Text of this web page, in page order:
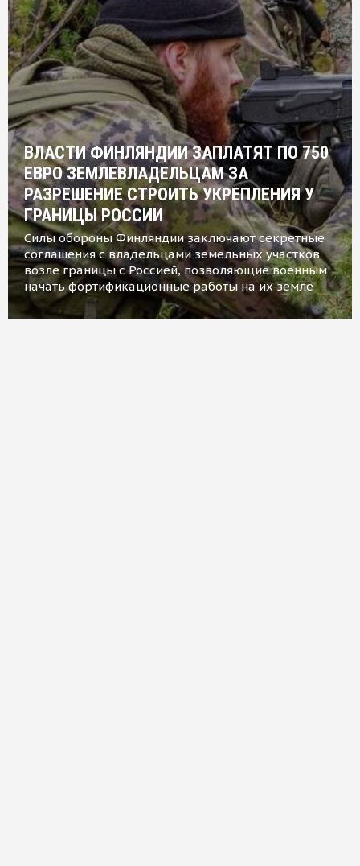
ВЛАСТИ ФИНЛЯНДИИ ЗАПЛАТЯТ ПО 750
ЕВРО ЗЕМЛЕВЛАДЕЛЬЦАМ ЗА
РАЗРЕШЕНИЕ СТРОИТЬ УКРЕПЛЕНИЯ У
ГРАНИЦЫ РОССИИ
Силы обороны Финляндии заключают секретные
соглашения с владельцами земельных участков
возле границы с Россией, позволяющие военным
начать фортификационные работы на их земле